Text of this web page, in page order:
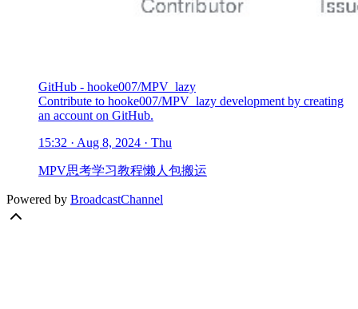
GitHub - hooke007/MPV_lazy
Contribute to hooke007/MPV_lazy development by creating
an account on GitHub.
15:32 · Aug 8, 2024 · Thu
MPV思考学习教程懒人包搬运
Powered by BroadcastChannel